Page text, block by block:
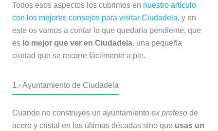
Todos esos aspectos los cubrimos en nuestro artículo
con los mejores consejos para visitar Ciudadela, y en
este os vamos a contar lo que quedaría pendiente, que
es lo mejor que ver en Ciudadela, una pequeña
ciudad que se recorre fácilmente a pie.
1.- Ayuntamiento de Ciudadela
Cuando no construyes un ayuntamiento ex profesode
acero y cristal en las últimas décadas sino que usas un